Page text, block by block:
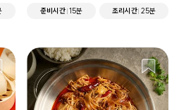
준비시간 15분 조리시간 25분